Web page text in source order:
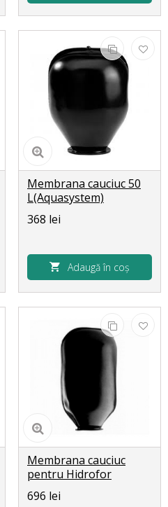
Membrana cauciuc 50
L(Aquasystem)
368 lei
Adaugă în coș
Membrana cauciuc
pentru Hidrofor
80;100л (Omnigena)
696 lei